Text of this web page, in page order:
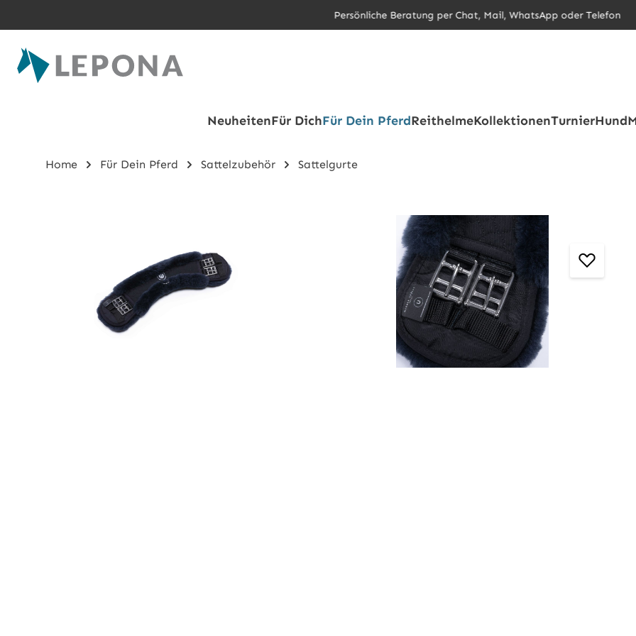
Persönliche Beratung per Chat, Mail, WhatsApp oder Telefon
NeuheitenFür DichFür Dein PferdReithelmeKollektionenTurnierHund
Home Für Dein Pferd Sattelzubehör Sattelgurte